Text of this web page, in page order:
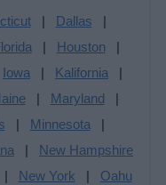
| Dallas |
| Houston |
Iowa | Kalifornia |
| Maryland |
| Minnesota |
| New Hampshire
| New York | Oahu